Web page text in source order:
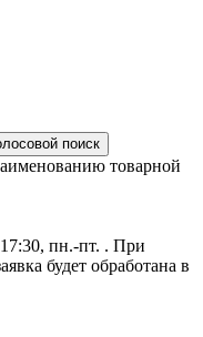
товарной
пн.-пт. . При
будет обработана в